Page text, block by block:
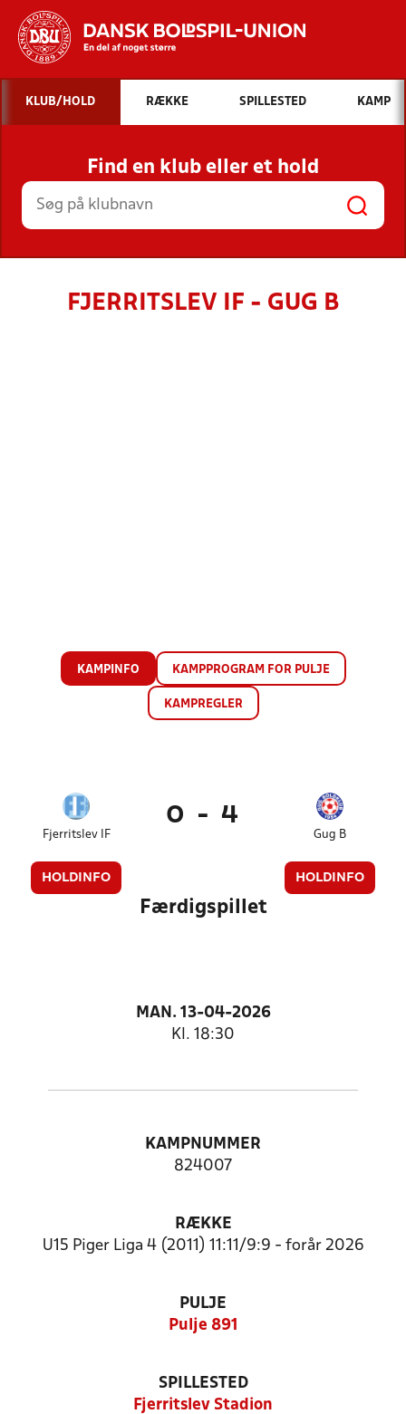
Hvad vil du søge efter?
INDHOLD OG NYHEDER
STILLINGER, RESULTATER, KLUBBER OG
HOLD
KLUB/HOLD RÆKKE SPILLESTED KAMP
Find en klub eller et hold
FJERRITSLEV IF - GUG B
KAMPINFO KAMPPROGRAM FOR PULJE
KAMPREGLER
Fjerritslev IF
HOLDINFO
0 - 4
Gug B
HOLDINFO
Færdigspillet
MAN. 13-04-2026
Kl. 18:30
KAMPNUMMER
824007
RÆKKE
U15 Piger Liga 4 (2011) 11:11/9:9 - forår 2026
PULJE
Pulje 891
SPILLESTED
Fjerritslev Stadion